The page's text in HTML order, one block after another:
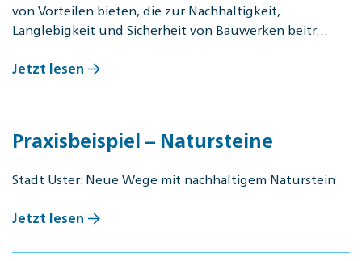
von Vorteilen bieten, die zur Nachhaltigkeit,
Langlebigkeit und Sicherheit von Bauwerken beitr…
Jetzt lesen
Praxisbeispiel – Natursteine
Stadt Uster: Neue Wege mit nachhaltigem Naturstein
Jetzt lesen